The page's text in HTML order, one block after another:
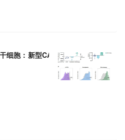
细胞：新型CAR-T疗法为 骨髓增殖性